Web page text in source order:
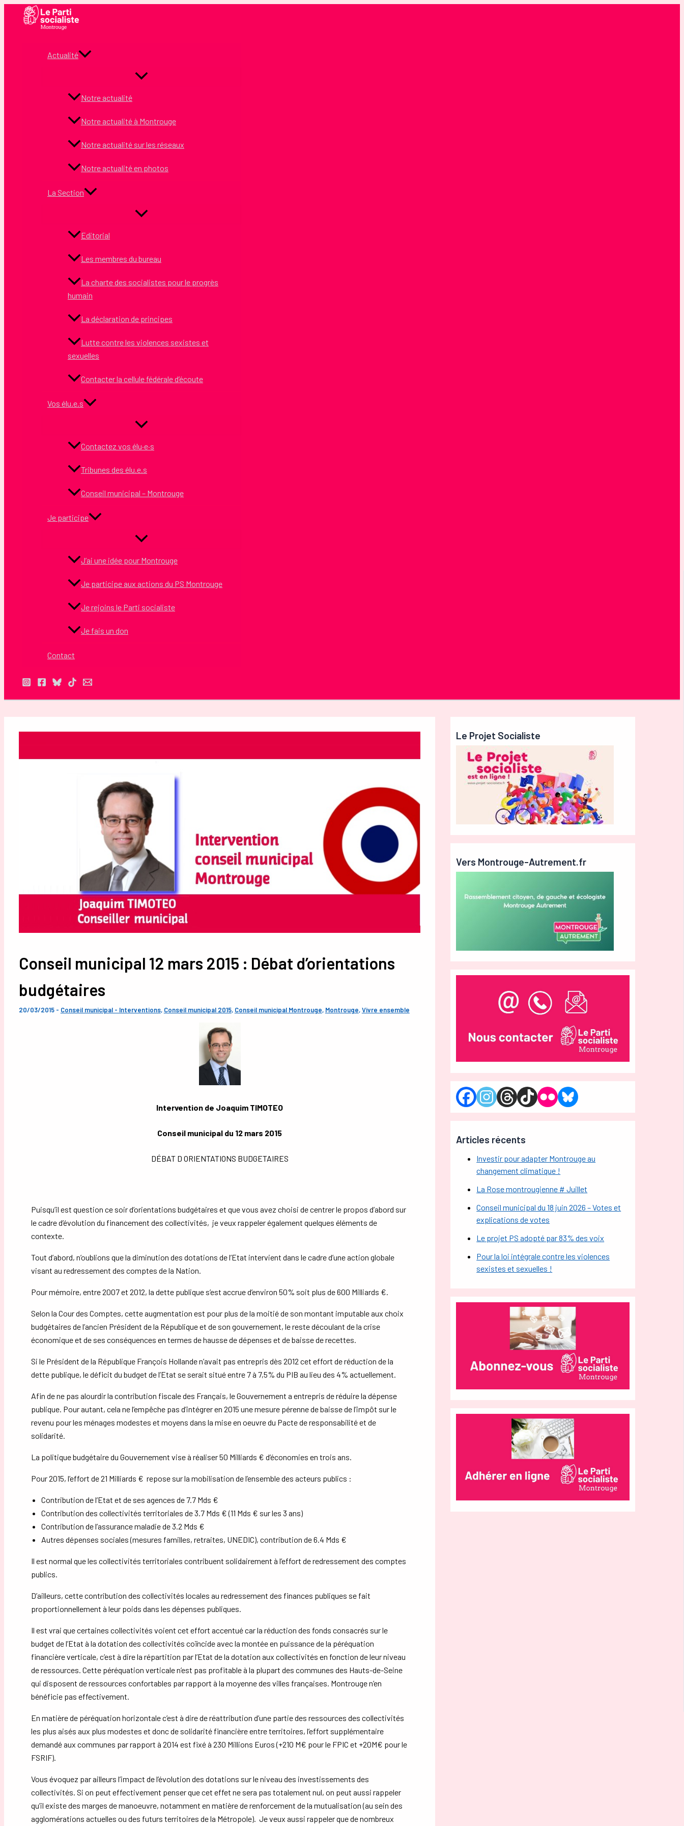
Actualité
Notre actualité
Notre actualité à Montrouge
Notre actualité sur les réseaux
Notre actualité en photos
La Section
Editorial
Les membres du bureau
La charte des socialistes pour le progrès
humain
La déclaration de principes
Lutte contre les violences sexistes et
sexuelles
Contacter la cellule fédérale d’écoute
Vos élu.e.s
Contactez vos élu·e·s
Tribunes des élu.e.s
Conseil municipal – Montrouge
Je participe
J’ai une idée pour Montrouge
Je participe aux actions du PS Montrouge
Je rejoins le Parti socialiste
Je fais un don
Contact
Conseil municipal 12 mars 2015 : Débat d’orientations
budgétaires
20/03/2015 - Conseil municipal - Interventions, Conseil municipal 2015, Conseil municipal Montrouge, Montrouge,Vivre ensemble
Intervention de Joaquim TIMOTEO
Conseil municipal du 12 mars 2015
DÉBAT D ORIENTATIONS BUDGETAIRES
Puisqu’il est question ce soir d’orientations budgétaires et que vous avez choisi de centrer le propos d’abord sur
le cadre d’évolution du financement des collectivités, je veux rappeler également quelques éléments de
contexte.
Tout d’abord, n’oublions que la diminution des dotations de l’Etat intervient dans le cadre d’une action globale
visant au redressement des comptes de la Nation.
Pour mémoire, entre 2007 et 2012, la dette publique s’est accrue d’environ 50% soit plus de 600 Milliards €.
Selon la Cour des Comptes, cette augmentation est pour plus de la moitié de son montant imputable aux choix
budgétaires de l’ancien Président de la République et de son gouvernement, le reste découlant de la crise
économique et de ses conséquences en termes de hausse de dépenses et de baisse de recettes.
Si le Président de la République François Hollande n’avait pas entrepris dès 2012 cet effort de réduction de la
dette publique, le déficit du budget de l’Etat se serait situé entre 7 à 7,5% du PIB au lieu des 4% actuellement.
Afin de ne pas alourdir la contribution fiscale des Français, le Gouvernement a entrepris de réduire la dépense
publique. Pour autant, cela ne l’empêche pas d’intégrer en 2015 une mesure pérenne de baisse de l’impôt sur le
revenu pour les ménages modestes et moyens dans la mise en oeuvre du Pacte de responsabilité et de
solidarité.
La politique budgétaire du Gouvernement vise à réaliser 50 Milliards € d’économies en trois ans.
Pour 2015, l’effort de 21 Milliards € repose sur la mobilisation de l’ensemble des acteurs publics :
Contribution de l’Etat et de ses agences de 7.7 Mds €
Contribution des collectivités territoriales de 3.7 Mds € (11 Mds € sur les 3 ans)
Contribution de l’assurance maladie de 3.2 Mds €
Autres dépenses sociales (mesures familles, retraites, UNEDIC), contribution de 6.4 Mds €
Il est normal que les collectivités territoriales contribuent solidairement à l’effort de redressement des comptes
publics.
D’ailleurs, cette contribution des collectivités locales au redressement des finances publiques se fait
proportionnellement à leur poids dans les dépenses publiques.
Il est vrai que certaines collectivités voient cet effort accentué car la réduction des fonds consacrés sur le
budget de l’Etat à la dotation des collectivités coïncide avec la montée en puissance de la péréquation
financière verticale, c’est à dire la répartition par l’Etat de la dotation aux collectivités en fonction de leur niveau
de ressources. Cette péréquation verticale n’est pas profitable à la plupart des communes des Hauts-de-Seine
qui disposent de ressources confortables par rapport à la moyenne des villes françaises. Montrouge n’en
bénéficie pas effectivement.
En matière de péréquation horizontale c’est à dire de réattribution d’une partie des ressources des collectivités
les plus aisés aux plus modestes et donc de solidarité financière entre territoires, l’effort supplémentaire
demandé aux communes par rapport à 2014 est fixé à 230 Millions Euros (+210 M€ pour le FPIC et +20M€ pour le
FSRIF).
Vous évoquez par ailleurs l’impact de l’évolution des dotations sur le niveau des investissements des
collectivités. Si on peut effectivement penser que cet effet ne sera pas totalement nul, on peut aussi rappeler
qu’il existe des marges de manoeuvre, notamment en matière de renforcement de la mutualisation (au sein des
agglomérations actuelles ou des futurs territoires de la Métropole). Je veux aussi rappeler que de nombreux
Le Projet Socialiste
Vers Montrouge-Autrement.fr
Articles récents
Investir pour adapter Montrouge au
changement climatique !
La Rose montrougienne # Juillet
Conseil municipal du 18 juin 2026 – Votes et
explications de votes
Le projet PS adopté par 83% des voix
Pour la loi intégrale contre les violences
sexistes et sexuelles !